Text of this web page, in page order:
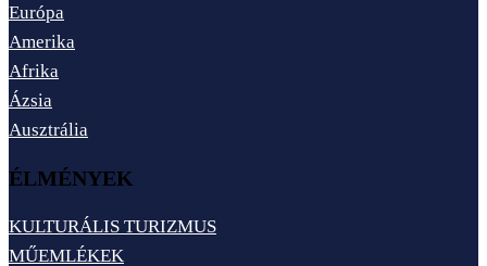
Európa
Amerika
Afrika
Ázsia
Ausztrália
ÉLMÉNYEK
KULTURÁLIS TURIZMUS
MŰEMLÉKEK